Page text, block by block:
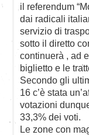
il referendum
dai radicali
servizio di
sotto il diretto
continuerà , ad
biglietto e le
Secondo gli
16 c’è stata
votazioni
33,3% dei voti.
Le zone con